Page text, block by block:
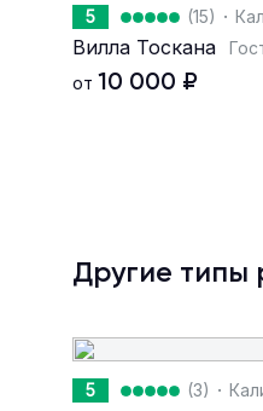
5 (15) ·
Вилла Тоскана
от 10 000 ₽
Другие типы
5 (3) ·